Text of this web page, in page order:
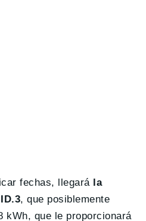
fechas, llegarála
, que posiblemente
kWh, que le proporcionará